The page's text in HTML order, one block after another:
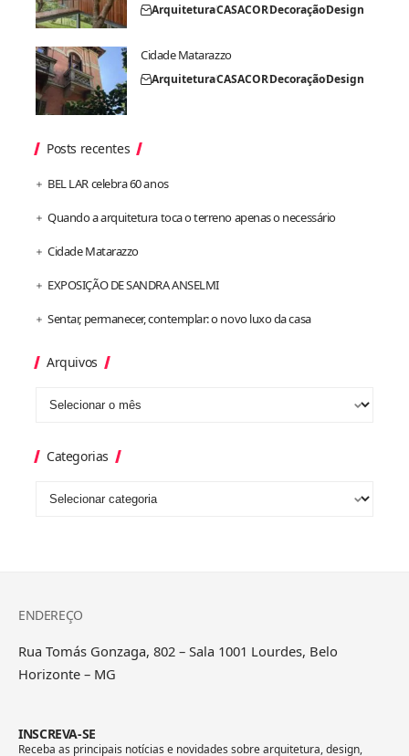
ArquiteturaCASACORDecoraçãoDesign
Cidade Matarazzo
ArquiteturaCASACORDecoraçãoDesign
Posts recentes
BEL LAR celebra 60 anos
Quando a arquitetura toca o terreno apenas o necessário
Cidade Matarazzo
EXPOSIÇÃO DE SANDRA ANSELMI
Sentar, permanecer, contemplar: o novo luxo da casa
Arquivos
Categorias
ENDEREÇO
Rua Tomás Gonzaga, 802 – Sala 1001 Lourdes, Belo
Horizonte – MG
INSCREVA-SE
Receba as principais notícias e novidades sobre arquitetura, design,